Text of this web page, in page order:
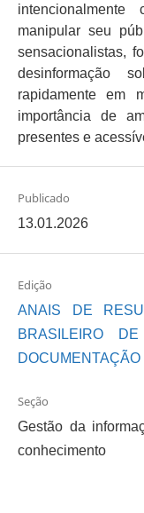
manipular seu
sensacionalistas,
desinformação
rapidamente em
importância de
presentes e
Publicado
13.01.2026
Edição
ANAIS DE
BRASILEIRO
Seção
Gestão da
conhecimento